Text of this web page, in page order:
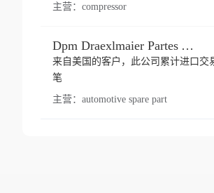
主营： compressor
Dpm Draexlmaier Partes Automotrices Corr Ind Huejotzingo
来自美国的客户，此公司累计进口交
笔
主营： automotive spare part